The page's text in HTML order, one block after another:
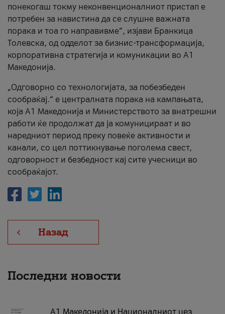
понекогаш токму неконвенционалниот пристап е
потребен за навистина да се слушне важната
порака и тоа го направивме”, изјави Бранкица
Толевска, од одделот за бизнис-трансформација,
корпоративна стратегија и комуникации во А1
Македонија.
„Одговорно со технологијата, за побезбеден
сообраќај.“ е централната порака на кампањата,
која A1 Македонија и Министерството за внатрешни
работи ќе продолжат да ја комуницираат и во
наредниот период преку повеќе активности и
канали, со цел поттикнување поголема свест,
одговорност и безбедност кај сите учесници во
сообраќајот.
Назад
Последни новости
А1 Македонија и Националниот џез